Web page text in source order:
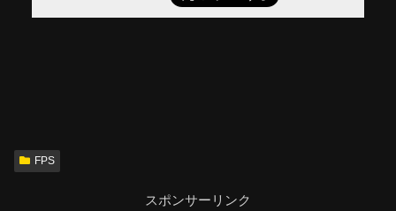
FPS
スポンサーリンク